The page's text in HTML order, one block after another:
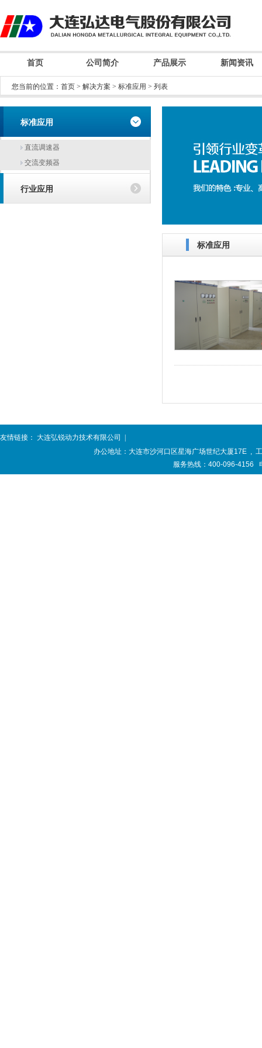
首页 公司简介 产品展示 新闻资讯
您当前的位置： 首页 > 解决方案 > 标准应用 > 列表
标准应用
直流调速器
交流变频器
行业应用
标准应用
友情链接： 大连弘锐动力技术有限公司
办公地址：大连市沙河口区星海广场世纪大厦17E ,
服务热线：400-096-4156